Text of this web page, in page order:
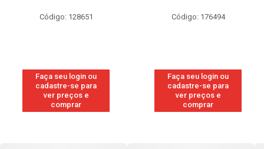
Código: 128651
Faça seu login ou
cadastre-se para
ver preços e
comprar
Código: 176494
Faça seu login ou
cadastre-se para
ver preços e
comprar